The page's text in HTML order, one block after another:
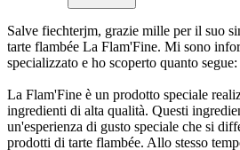
Salve fiechterjm, grazie mille per il suo
tarte flambée La Flam'Fine. Mi sono
specializzato e ho scoperto quanto segue:
La Flam'Fine è un prodotto speciale
ingredienti di alta qualità. Questi
un'esperienza di gusto speciale che si
prodotti di tarte flambée. Allo stesso